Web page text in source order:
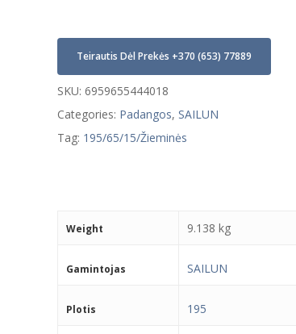
Teirautis Dėl Prekės +370 (653) 77889
SKU: 6959655444018
Categories: Padangos, SAILUN
Tag: 195/65/15/Žieminės
Weight 9.138 kg
Gamintojas SAILUN
Plotis 195